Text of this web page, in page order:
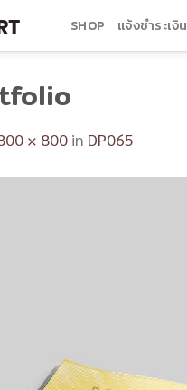
SHOP แจ้งชำระเงิน
× 800 in DP065